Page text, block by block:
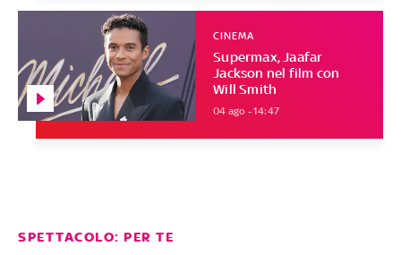
Supermax, Jaafar
Jackson nel film con
Will Smith
CINEMA
04 ago - 14:47
SPETTACOLO: PER TE